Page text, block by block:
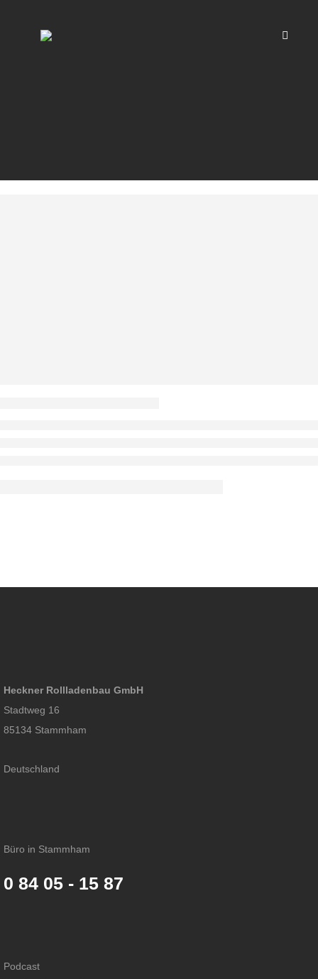
Heckner Rollladenbau GmbH
Stadtweg 16
85134 Stammham
Deutschland
Büro in Stammham
0 84 05 - 15 87
Podcast